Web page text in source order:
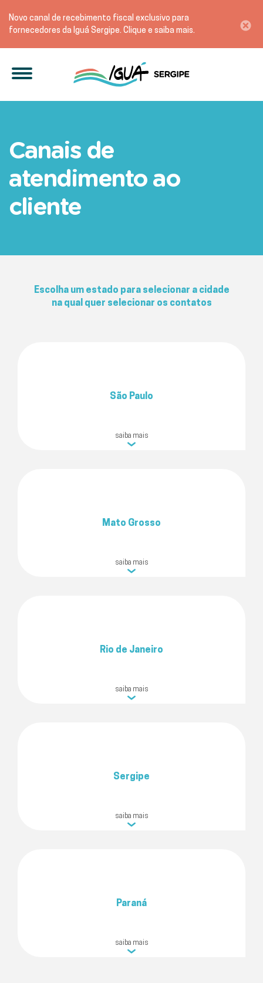
Novo canal de recebimento fiscal exclusivo para
fornecedores da Iguá Sergipe. Clique e saiba mais.
Canais de
atendimento ao
cliente
Escolha um estado para selecionar a cidade
na qual quer selecionar os contatos
São Paulo
saiba mais
Mato Grosso
saiba mais
Rio de Janeiro
saiba mais
Sergipe
saiba mais
Paraná
saiba mais